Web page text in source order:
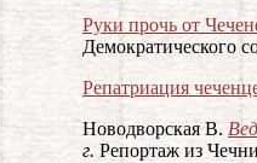
Руки прочь от
Демократического
Репатриация
Новодворская В.
г. Репортаж из